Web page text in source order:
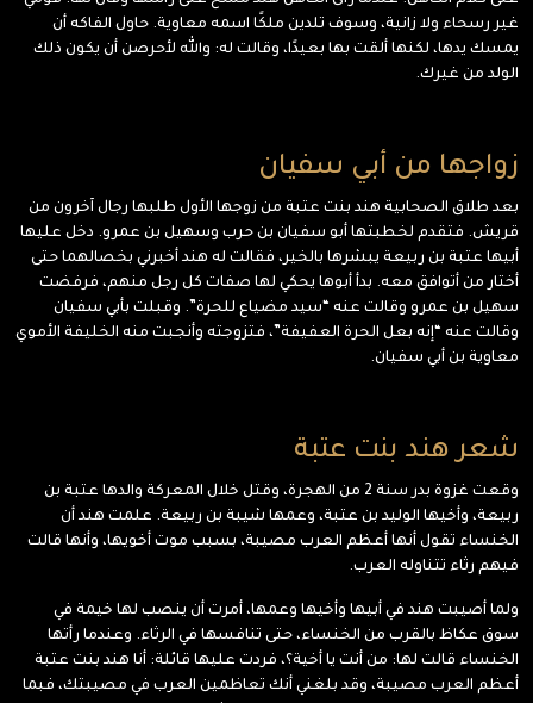
غير رسحاء ولا زانية، وسوف تلدين ملكًا اسمه معاوية. حاول الفاكه أن
يمسك يدها، لكنها ألقت بها بعيدًا، وقالت له: والله لأحرصن أن يكون ذلك
الولد من غيرك.
زواجها من أبي سفيان
بعد طلاق الصحابية هند بنت عتبة من زوجها الأول طلبها رجال آخرون من
قريش. فتقدم لخطبتها أبو سفيان بن حرب وسهيل بن عمرو. دخل عليها
أبيها عتبة بن ربيعة يبشرها بالخير، فقالت له هند أخبرني بخصالهما حتى
أختار من أتوافق معه. بدأ أبوها يحكي لها صفات كل رجل منهم، فرفضت
سهيل بن عمرو وقالت عنه “سيد مضياع للحرة”. وقبلت بأبي سفيان
وقالت عنه “إنه بعل الحرة العفيفة”، فتزوجته وأنجبت منه الخليفة الأموي
معاوية بن أبي سفيان.
شعر هند بنت عتبة
وقعت غزوة بدر سنة 2 من الهجرة، وقتل خلال المعركة والدها عتبة بن
ربيعة، وأخيها الوليد بن عتبة، وعمها شيبة بن ربيعة. علمت هند أن
الخنساء تقول أنها أعظم العرب مصيبة، بسبب موت أخويها، وأنها قالت
فيهم رثاء تتناوله العرب.
ولما أصيبت هند في أبيها وأخيها وعمها، أمرت أن ينصب لها خيمة في
سوق عكاظ بالقرب من الخنساء، حتى تنافسها في الرثاء. وعندما رأتها
الخنساء قالت لها: من أنت يا أخية؟، فردت عليها قائلة: أنا هند بنت عتبة
أعظم العرب مصيبة، وقد بلغني أنك تعاظمين العرب في مصيبتك، فبما